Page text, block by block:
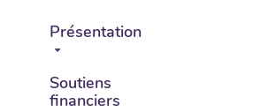
Présentation
Soutiens
financiers